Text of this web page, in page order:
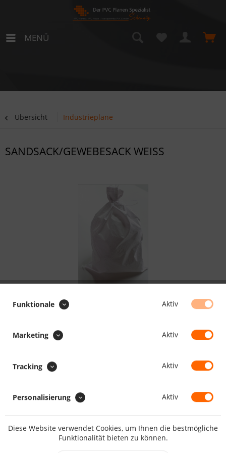
MENÜ
Übersicht Industrieplane
SANDSACK/GEWEBESACK WEISS
18.51 CHF *
inkl. MwSt.zzgl. Versandkosten
IN DEN WARENKORB
Funktionale Aktiv
Marketing Aktiv
Tracking Aktiv
Personalisierung Aktiv
Diese Website verwendet Cookies, um Ihnen die bestmögliche
Funktionalität bieten zu können.